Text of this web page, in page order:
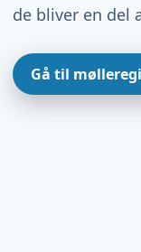
de bliver en del
Gå til